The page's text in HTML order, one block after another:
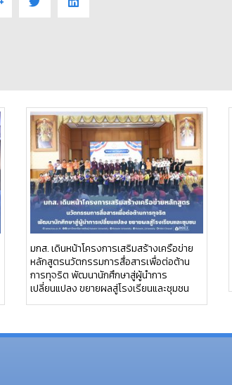
มกส. เดินหน้าโครงการเสริมสร้างเครือข่าย
หลักสูตรนวัตกรรมการสื่อสารเพื่อต่อต้าน
การทุจริต พัฒนานักศึกษาสู่ผู้นำการ
เปลี่ยนแปลง ขยายผลสู่โรงเรียนและชุมชน